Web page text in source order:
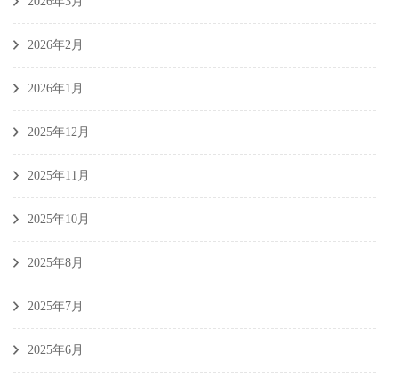
2026年2月
2026年1月
2025年12月
2025年11月
2025年10月
2025年8月
2025年7月
2025年6月